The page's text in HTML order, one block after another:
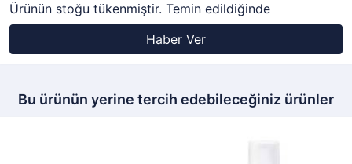
Ürünün stoğu tükenmiştir. Temin edildiğinde
Haber Ver
Bu ürünün yerine tercih edebileceğiniz ürünler